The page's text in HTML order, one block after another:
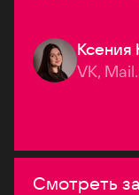
Ксения
VK,
Смотреть